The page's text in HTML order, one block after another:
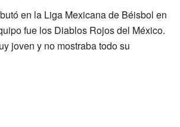
en la Liga Mexicana de Béisbol en
fue los Diablos Rojos del México.
joven y no mostraba todo su